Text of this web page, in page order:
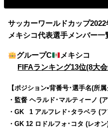
サッカーワールドカップ
メキシコ代表選手メンバー
グループC
メキシコ
FIFAランキング13位(8大
【ポジション•背番号･選手名(所属
・監督 ヘラルド･マルティーノ (
・GK
01 アルフレド･タラベラ (
・GK 12 ロドルフォ･コタ (レオン